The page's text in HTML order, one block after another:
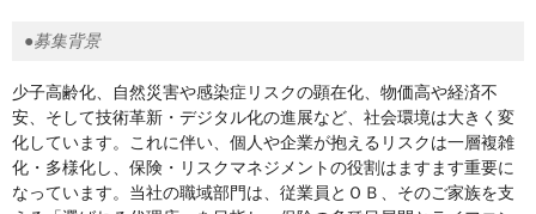
●募集背景
少子高齢化、自然災害や感染症リスクの顕在化、物価高や経済不
安、そして技術革新・デジタル化の進展など、社会環境は大きく変
化しています。これに伴い、個人や企業が抱えるリスクは一層複雑
化・多様化し、保険・リスクマネジメントの役割はますます重要に
なっています。当社の職域部門は、従業員とＯＢ、そのご家族を支